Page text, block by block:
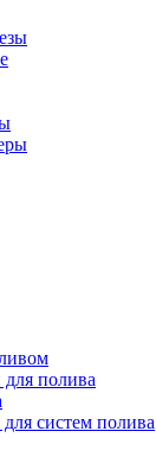
полива
систем полива